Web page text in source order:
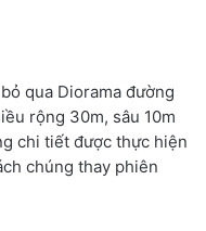
qua Diorama đường
rộng 30m, sâu 10m
chi tiết được thực hiện
chúng thay phiên